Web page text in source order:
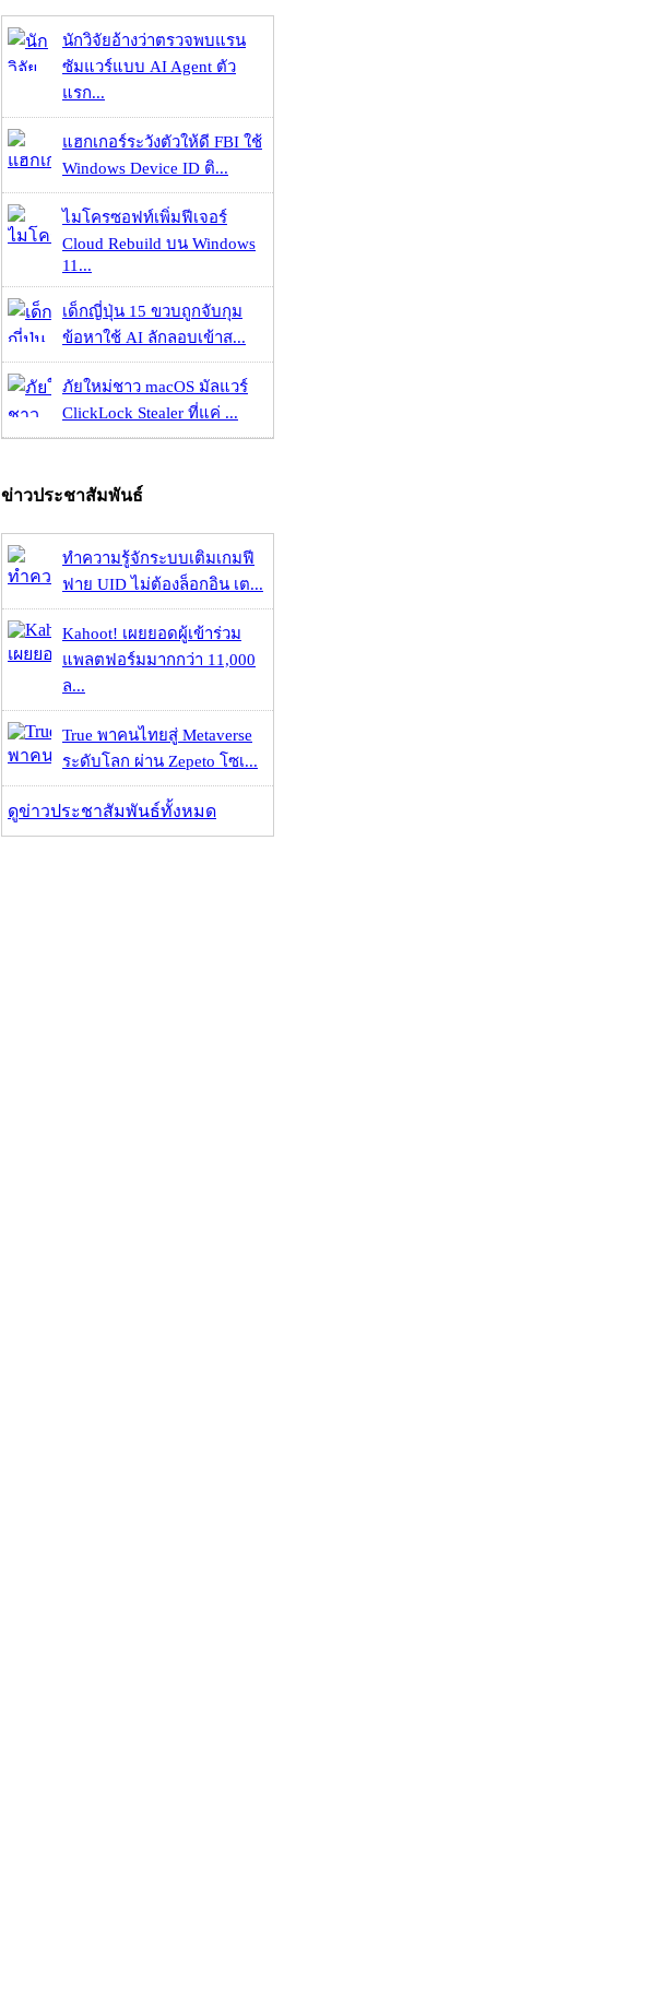
นักวิจัยอ้างว่าตรวจพบแรน
ซัมแวร์แบบ AI Agent ตัว
แรก...
แฮกเกอร์ระวังตัวให้ดี FBI ใช้
Windows Device ID ติ...
ไมโครซอฟท์เพิ่มฟีเจอร์
Cloud Rebuild บน Windows
11...
เด็กญี่ปุ่น 15 ขวบถูกจับกุม
ข้อหาใช้ AI ลักลอบเข้าส...
ภัยใหม่ชาว macOS มัลแวร์
ClickLock Stealer ที่แค่ ...
ข่าวประชาสัมพันธ์
ทำความรู้จักระบบเติมเกมฟี
ฟาย UID ไม่ต้องล็อกอิน เต...
Kahoot! เผยยอดผู้เข้าร่วม
แพลตฟอร์มมากกว่า 11,000
ล...
True พาคนไทยสู่ Metaverse
ระดับโลก ผ่าน Zepeto โซเ...
ดูข่าวประชาสัมพันธ์ทั้งหมด